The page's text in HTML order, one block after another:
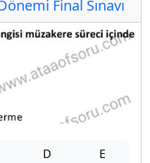
Final Sınavı
D E